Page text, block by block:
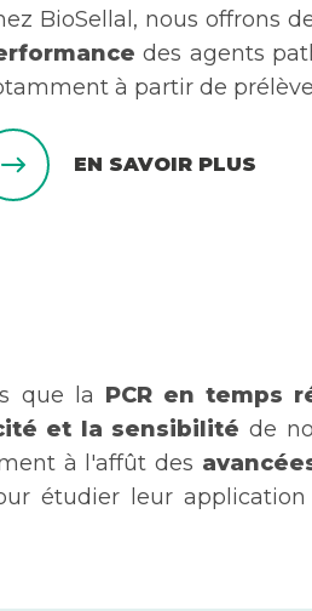
BioSellal, nous offrons
des agents
à partir de
EN SAVOIR PLUS
que la PCR en temps
et la sensibilité de
à l'affût des
étudier leur